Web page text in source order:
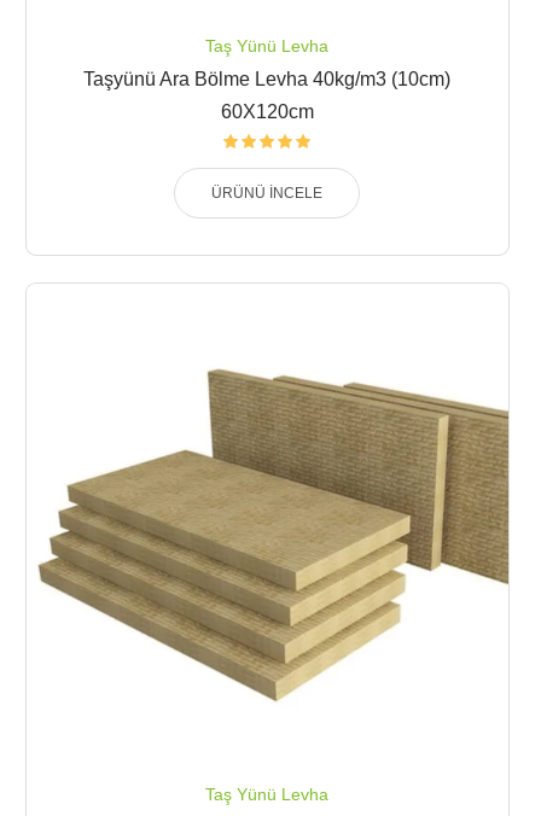
Taş Yünü Levha
Taşyünü Ara Bölme Levha 40kg/m3 (10cm)
60X120cm
ÜRÜNÜ İNCELE
Taş Yünü Levha